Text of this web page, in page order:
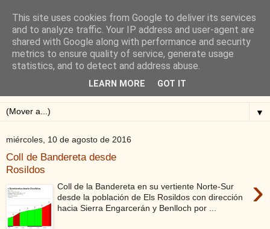
Blog de Alejandro San
Vicente
Blog sobre ciclismo: perfiles y altimetrías.
▼
miércoles, 10 de agosto de 2016
Coll de Bandereta desde
Rosildos
›
Coll de la Bandereta en su vertiente Norte-Sur
desde la población de Els Rosildos con dirección
hacia Sierra Engarcerán y Benlloch por ...
This site uses cookies from Google to deliver its services
and to analyze traffic. Your IP address and user-agent are
shared with Google along with performance and security
metrics to ensure quality of service, generate usage
statistics, and to detect and address abuse.
LEARN MORE GOT IT